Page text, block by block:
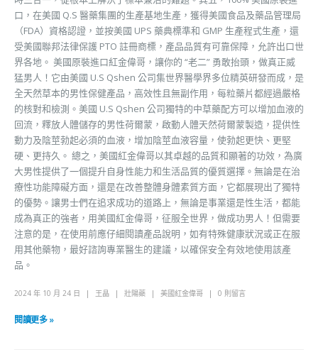
口，在美國 Q.S 醫藥集團的生產基地生產，獲得美國食品及藥品管理局
（FDA）資格認證，並按美國 UPS 藥典標準和 GMP 生產程式生產，還
受美國聯邦法律保護 PTO 註冊商標，產品品質有可靠保障，允許出口世
界各地。 美國原裝進口紅金偉哥，讓你的 “老二” 勇敢抬頭，做真正威
猛男人！它由美國 U.S Qshen 公司集世界醫學界多位精英研發而成，是
全天然草本的男性保健產品，高效性且無副作用，每粒藥片都經過嚴格
的核對和檢測。美國 U.S Qshen 公司獨特的中草藥配方可以增加血液的
回流，釋放人體儲存的男性荷爾蒙，啟動人體天然荷爾蒙製造，提供性
動力及陰莖勃起必須的血液，增加陰莖血液容量，使勃起更快、更堅
硬、更持久。 總之，美國紅金偉哥以其卓越的品質和顯著的功效，為廣
大男性提供了一個提升自身性能力和生活品質的優質選擇。無論是在治
療性功能障礙方面，還是在改善整體身體素質方面，它都展現出了獨特
的優勢。讓男士們在追求成功的道路上，無論是事業還是性生活，都能
成為真正的強者，用美國紅金偉哥，征服全世界，做成功男人！但需要
注意的是，在使用前應仔細閱讀產品說明，如有特殊健康狀況或正在服
用其他藥物，最好諮詢專業醫生的建議，以確保安全有效地使用該產
品。
2024 年 10 月 24 日 王晶 壯陽藥 美國紅金偉哥 0 則留言
閱讀更多 »